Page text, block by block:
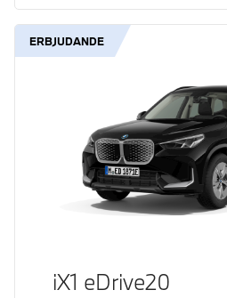
ERBJUDANDE
iX1 eDrive20